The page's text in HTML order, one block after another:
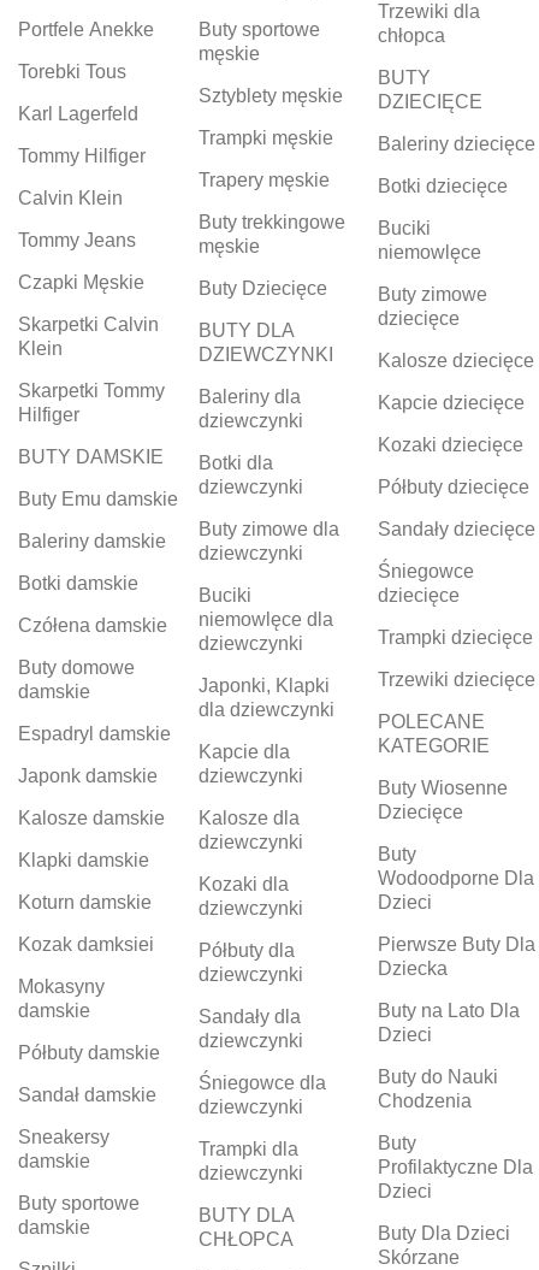
Portfele Anekke
Torebki Tous
Karl Lagerfeld
Tommy Hilfiger
Calvin Klein
Tommy Jeans
Czapki Męskie
Skarpetki Calvin
Klein
Skarpetki Tommy
Hilfiger
BUTY DAMSKIE
Buty Emu damskie
Baleriny damskie
Botki damskie
Czółena damskie
Buty domowe
damskie
Espadryl damskie
Japonk damskie
Kalosze damskie
Klapki damskie
Koturn damskie
Kozak damksiei
Mokasyny
damskie
Półbuty damskie
Sandał damskie
Sneakersy
damskie
Buty sportowe
damskie
Buty sportowe
męskie
Sztyblety męskie
Trampki męskie
Trapery męskie
Buty trekkingowe
męskie
Buty Dziecięce
BUTY DLA
DZIEWCZYNKI
Baleriny dla
dziewczynki
Botki dla
dziewczynki
Buty zimowe dla
dziewczynki
Buciki
niemowlęce dla
dziewczynki
Japonki, Klapki
dla dziewczynki
Kapcie dla
dziewczynki
Kalosze dla
dziewczynki
Kozaki dla
dziewczynki
Półbuty dla
dziewczynki
Sandały dla
dziewczynki
Śniegowce dla
dziewczynki
Trampki dla
dziewczynki
BUTY DLA
CHŁOPCA
Trzewiki dla
chłopca
BUTY
DZIECIĘCE
Baleriny dziecięce
Botki dziecięce
Buciki
niemowlęce
Buty zimowe
dziecięce
Kalosze dziecięce
Kapcie dziecięce
Kozaki dziecięce
Półbuty dziecięce
Sandały dziecięce
Śniegowce
dziecięce
Trampki dziecięce
Trzewiki dziecięce
POLECANE
KATEGORIE
Buty Wiosenne
Dziecięce
Buty
Wodoodporne Dla
Dzieci
Pierwsze Buty Dla
Dziecka
Buty na Lato Dla
Dzieci
Buty do Nauki
Chodzenia
Buty
Profilaktyczne Dla
Dzieci
Buty Dla Dzieci
Skórzane